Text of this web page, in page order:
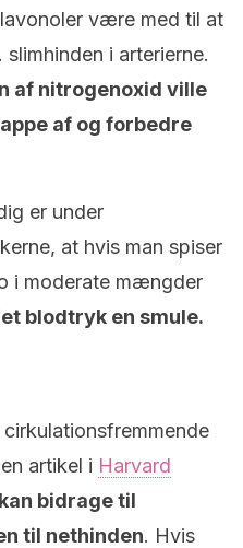
være med til at
i arterierne.
af nitrogenoxid ville
af og forbedre
er under
at hvis man spiser
i moderate mængder
blodtryk en smule.
artikel i Harvard
kan bidrage til
til nethinden. Hvis